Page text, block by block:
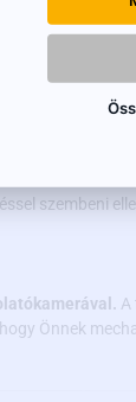
szembeni
A
Önnek